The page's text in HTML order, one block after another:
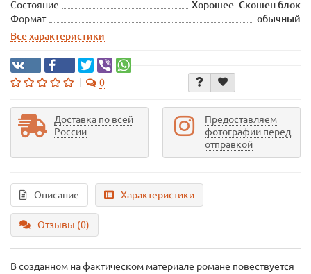
Состояние
Хорошее. Скошен блок
Формат
обычный
Все характеристики
0
Доставка по всей
России
Предоставляем
фотографии перед
отправкой
Описание Характеристики
Отзывы (0)
В созданном на фактическом материале романе повествуется